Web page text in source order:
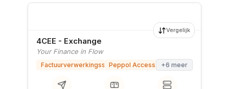
4CEE - Exchange
Your Finance in Flow
FactuurverwerkingssoftwarePeppol Access Point+6 meer
Vergelijk